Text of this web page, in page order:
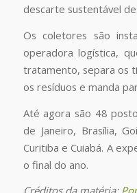
descarte sustentável
Os coletores são
operadora logística,
tratamento, separa os
os resíduos e manda
Até agora são 48
de Janeiro, Brasília,
Curitiba e Cuiabá. A
o final do ano.